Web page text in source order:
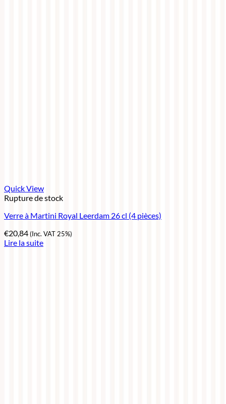
Quick View
Rupture de stock
Verre à Martini Royal Leerdam 26 cl (4 pièces)
€20,84(Inc. VAT 25%)
Lire la suite